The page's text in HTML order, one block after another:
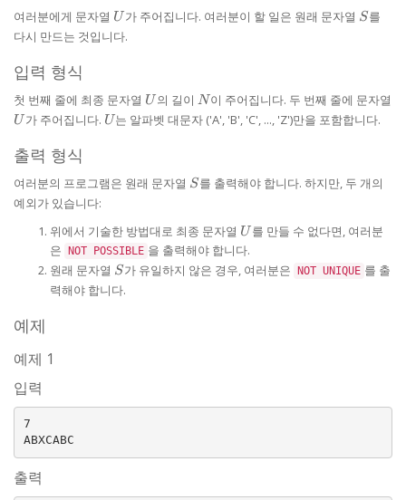
여러분에게 문자열 U
U 가 주어집니다. 여러분이 할 일은 원래 문자열 S
S를
다시 만드는 것입니다.
입력 형식
첫 번째 줄에 최종 문자열 U
U 의 길이 N
N이 주어집니다. 두 번째 줄에 문자열
U
U 가 주어집니다. U
U는 알파벳 대문자 ('A', 'B', 'C', ..., 'Z')만을 포함합니다.
출력 형식
여러분의 프로그램은 원래 문자열 S
S를 출력해야 합니다. 하지만, 두 개의
예외가 있습니다:
위에서 기술한 방법대로 최종 문자열 U
U 를 만들 수 없다면, 여러분
은 NOT POSSIBLE 을 출력해야 합니다.
원래 문자열 S
S가 유일하지 않은 경우, 여러분은 NOT UNIQUE 를 출
력해야 합니다.
예제
예제 1
입력
7
출력